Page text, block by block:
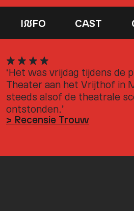
INFO CAST
‘Het was vrijdag tijdens de
Theater aan het Vrijthof in
steeds alsof de theatrale
ontstonden.’
> Recensie Trouw